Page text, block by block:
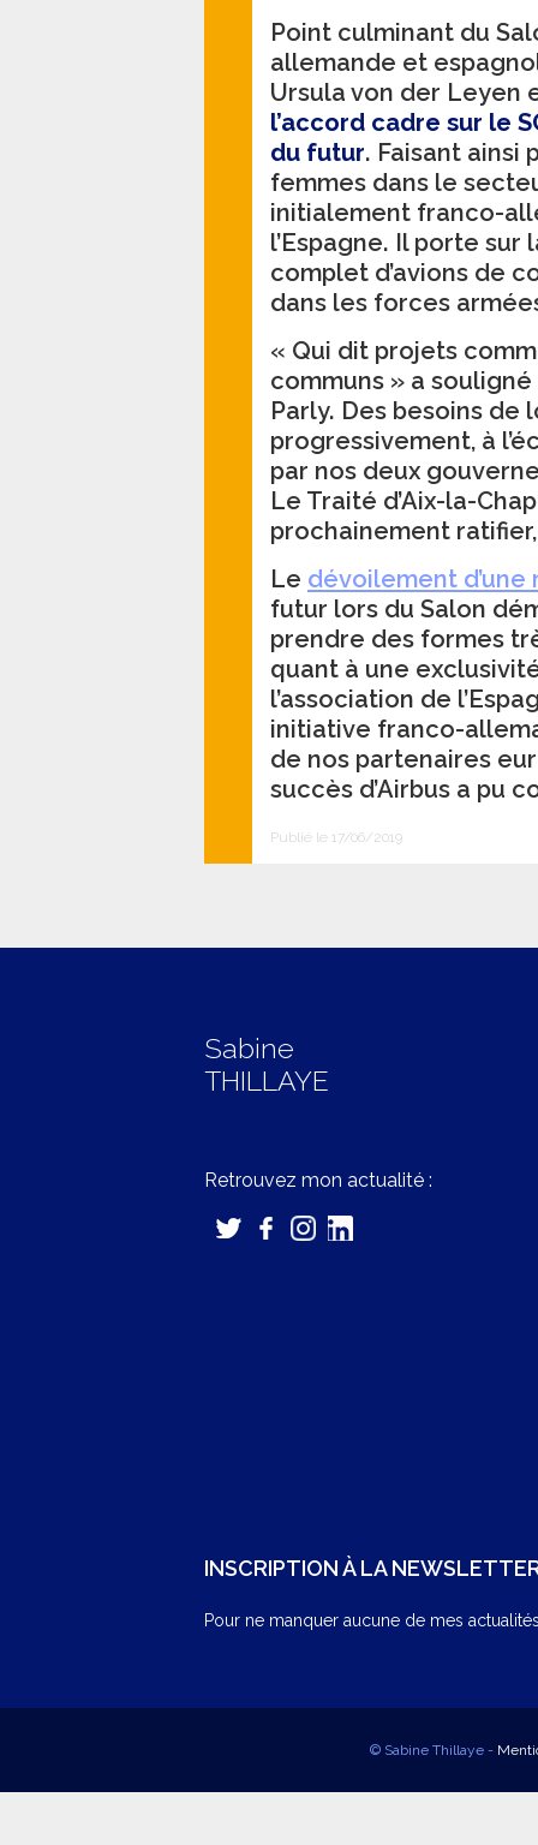
Point culminant du
allemande et
Ursula von der Leyen
l’accord cadre sur le
du futur. Faisant ainsi
femmes dans le
initialement franco-
l’Espagne. Il porte sur
complet d’avions de
dans les forces
« Qui dit projets
communs » a
Parly. Des besoins de
progressivement, à
par nos deux
Le Traité d’Aix-la-
prochainement
Le dévoilement
futur lors du Salon
prendre des formes
quant à une
l’association de
initiative franco-
de nos partenaires
succès d’Airbus a pu
Publié le 17/06/2019
Sabine
THILLAYE
Retrouvez mon actualité :
INSCRIPTION À LA
Pour ne manquer aucune de mes
© Sabine Thillaye -